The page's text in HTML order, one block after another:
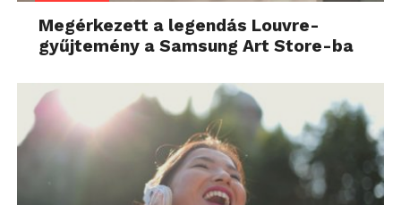
Megérkezett a legendás Louvre-
gyűjtemény a Samsung Art Store-ba